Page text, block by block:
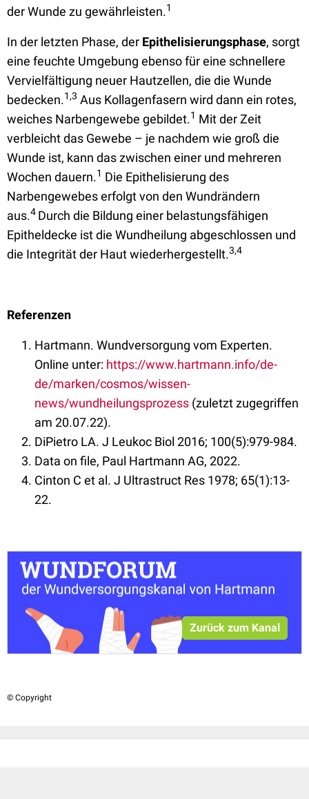
der Wunde zu gewährleisten.1
In der letzten Phase, der Epithelisierungsphase, sorgt
eine feuchte Umgebung ebenso für eine schnellere
Vervielfältigung neuer Hautzellen, die die Wunde
bedecken.1,3 Aus Kollagenfasern wird dann ein rotes,
weiches Narbengewebe gebildet.1 Mit der Zeit
verbleicht das Gewebe – je nachdem wie groß die
Wunde ist, kann das zwischen einer und mehreren
Wochen dauern.1 Die Epithelisierung des
Narbengewebes erfolgt von den Wundrändern
aus.4 Durch die Bildung einer belastungsfähigen
Epitheldecke ist die Wundheilung abgeschlossen und
die Integrität der Haut wiederhergestellt.3,4
Referenzen
Hartmann. Wundversorgung vom Experten.
Online unter: https://www.hartmann.info/de-
de/marken/cosmos/wissen-
news/wundheilungsprozess (zuletzt zugegriffen
am 20.07.22).
DiPietro LA. J Leukoc Biol 2016; 100(5):979-984.
Data on file, Paul Hartmann AG, 2022.
Cinton C et al. J Ultrastruct Res 1978; 65(1):13-
22.
Zurück zum Kanal
© Copyright